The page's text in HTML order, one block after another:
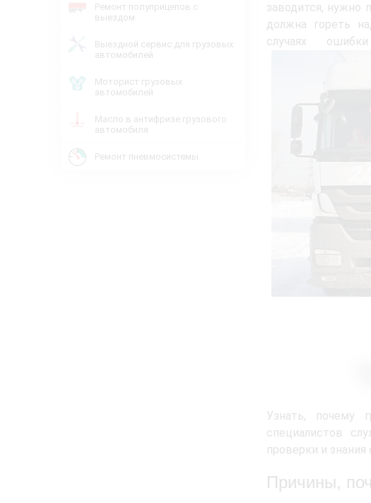
Ремонт полуприцепов с
выездом
Выездной сервис для грузовых
автомобилей
Моторист грузовых
автомобилей
Масло в антифризе грузового
автомобиля
Ремонт пневмосистемы
заводится, нужно
должна гореть
случаях
Узнать, почему
специалистов
проверки и
Причины,